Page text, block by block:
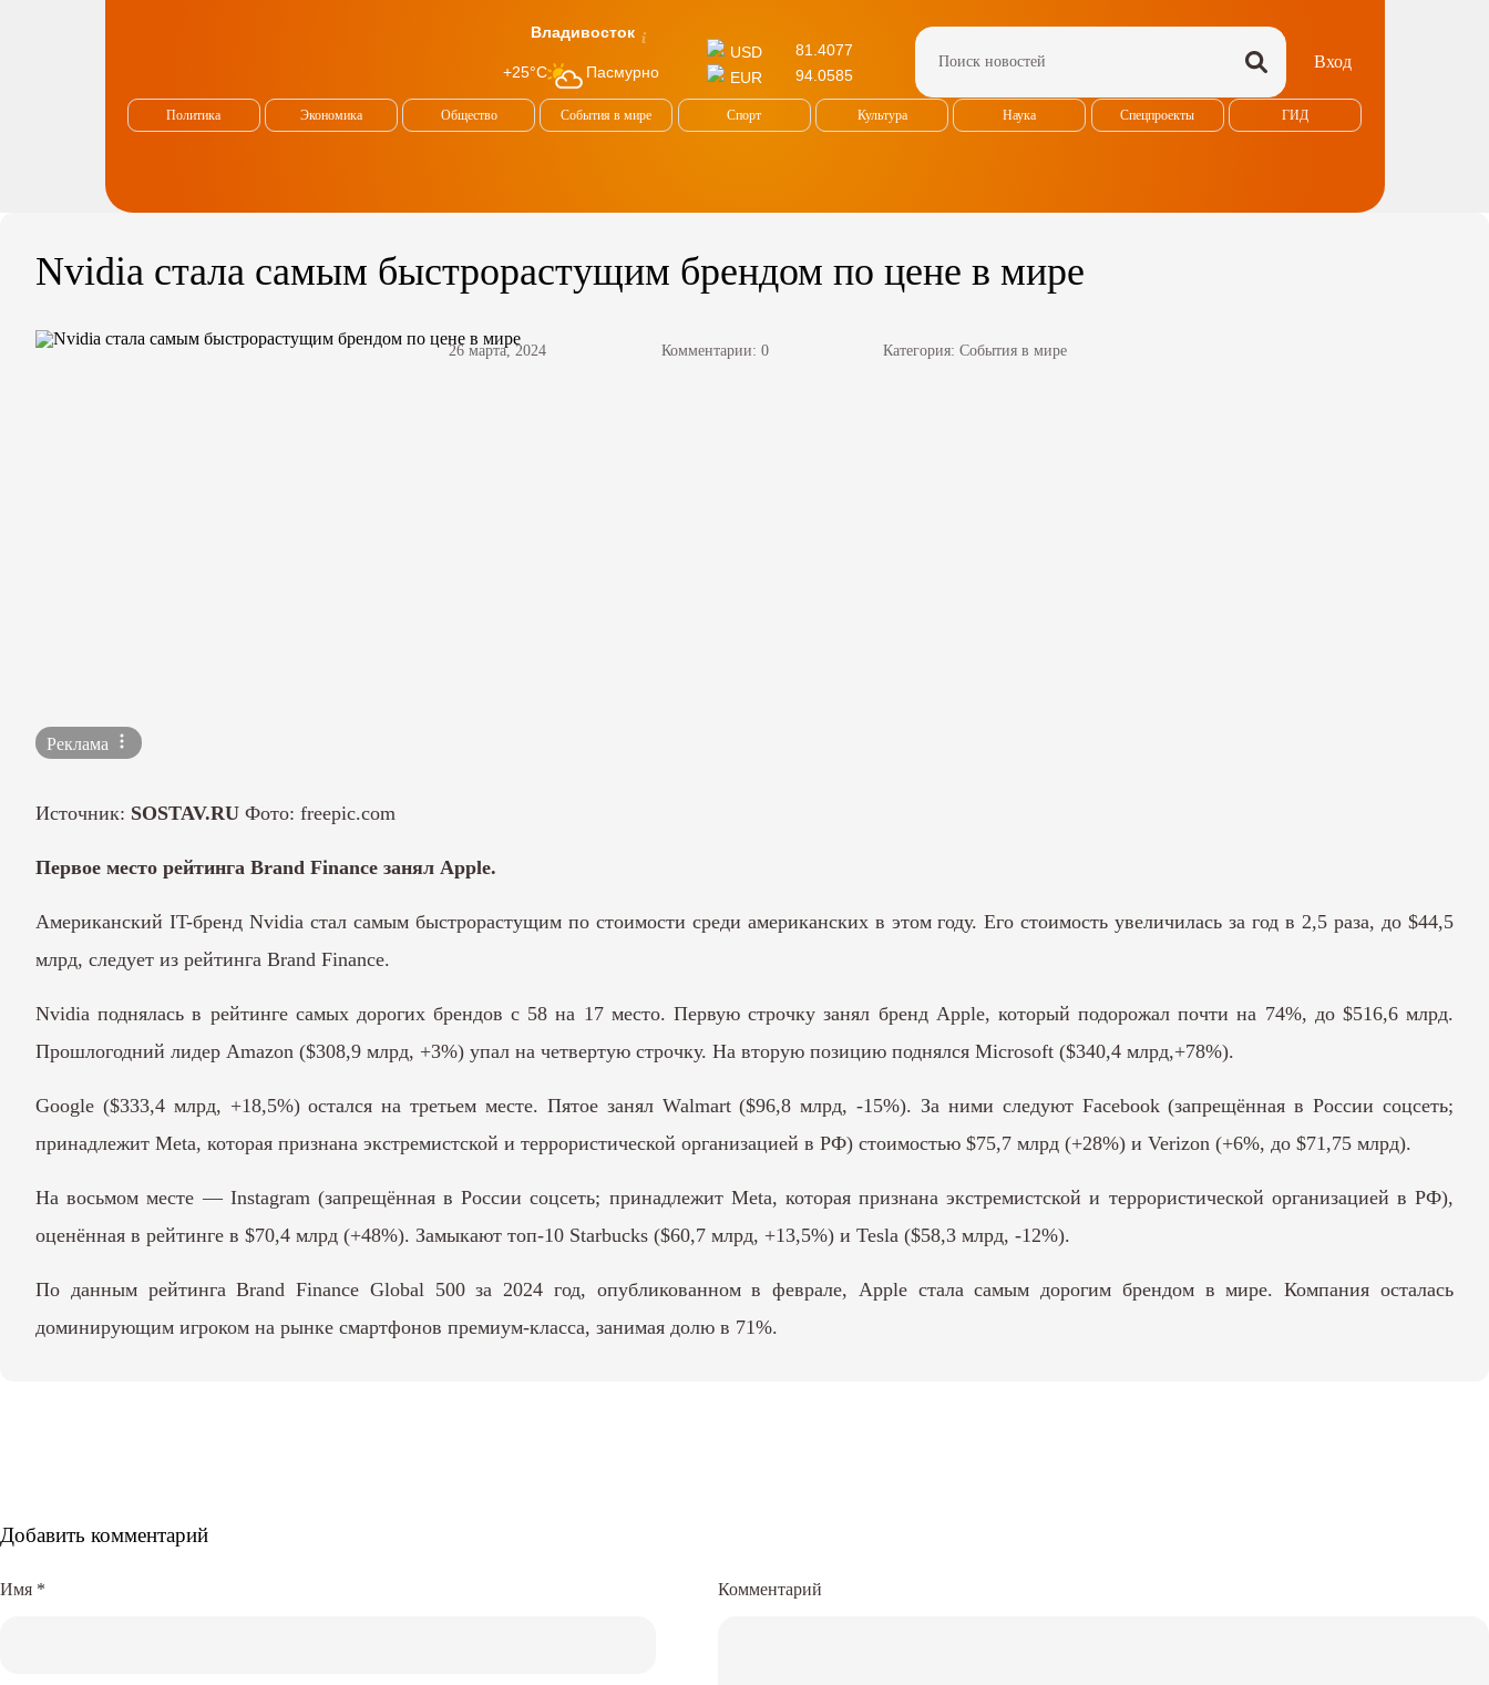
Владивосток
+25°C Пасмурно
USD
81.4077
EUR
94.0585
Вход
Политика Экономика Общество События в мире Спорт Культура Наука Спецпроекты ГИД
Nvidia стала самым быстрорастущим брендом по цене в мире
26 марта, 2024 Комментарии: 0 Категория: События в мире
Реклама
Источник: SOSTAV.RU Фото: freepic.com
Первое место рейтинга Brand Finance занял Apple.
Американский IT-бренд Nvidia стал самым быстрорастущим по стоимости среди американских в этом году. Его стоимость увеличилась за год в 2,5 раза, до $44,5
млрд, следует из рейтинга Brand Finance.
Nvidia поднялась в рейтинге самых дорогих брендов с 58 на 17 место. Первую строчку занял бренд Apple, который подорожал почти на 74%, до $516,6 млрд.
Прошлогодний лидер Amazon ($308,9 млрд, +3%) упал на четвертую строчку. На вторую позицию поднялся Microsoft ($340,4 млрд,+78%).
Google ($333,4 млрд, +18,5%) остался на третьем месте. Пятое занял Walmart ($96,8 млрд, -15%). За ними следуют Facebook (запрещённая в России соцсеть;
принадлежит Meta, которая признана экстремистской и террористической организацией в РФ) стоимостью $75,7 млрд (+28%) и Verizon (+6%, до $71,75 млрд).
На восьмом месте — Instagram (запрещённая в России соцсеть; принадлежит Meta, которая признана экстремистской и террористической организацией в РФ),
оценённая в рейтинге в $70,4 млрд (+48%). Замыкают топ-10 Starbucks ($60,7 млрд, +13,5%) и Tesla ($58,3 млрд, -12%).
По данным рейтинга Brand Finance Global 500 за 2024 год, опубликованном в феврале, Apple стала самым дорогим брендом в мире. Компания осталась
доминирующим игроком на рынке смартфонов премиум-класса, занимая долю в 71%.
Добавить комментарий
Комментарий
Имя *